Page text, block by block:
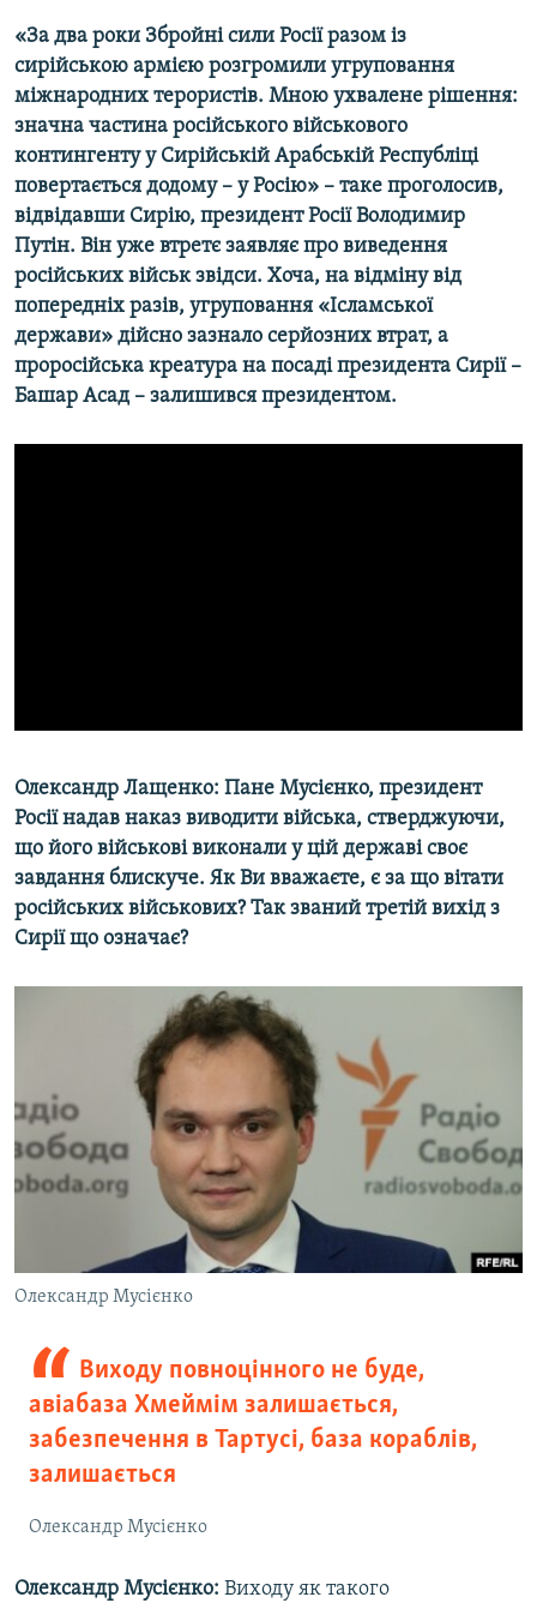
«За два роки Збройні сили Росії разом із
сирійською армією розгромили угруповання
міжнародних терористів. Мною ухвалене рішення:
значна частина російського військового
контингенту у Сирійській Арабській Республіці
повертається додому – у Росію» – таке проголосив,
відвідавши Сирію, президент Росії Володимир
Путін. Він уже втретє заявляє про виведення
російських військ звідси. Хоча, на відміну від
попередніх разів, угруповання «Ісламської
держави» дійсно зазнало серйозних втрат, а
проросійська креатура на посаді президента Сирії –
Башар Асад – залишився президентом.
Олександр Лащенко: Пане Мусієнко, президент
Росії надав наказ виводити війська, стверджуючи,
що його військові виконали у цій державі своє
завдання блискуче. Як Ви вважаєте, є за що вітати
російських військових? Так званий третій вихід з
Сирії що означає?
​Олександр Мусієнко
Виходу повноцінного не буде,
авіабаза Хмеймім залишається,
забезпечення в Тартусі, база кораблів,
залишається
Олександр Мусієнко
Олександр Мусієнко: Виходу як такого